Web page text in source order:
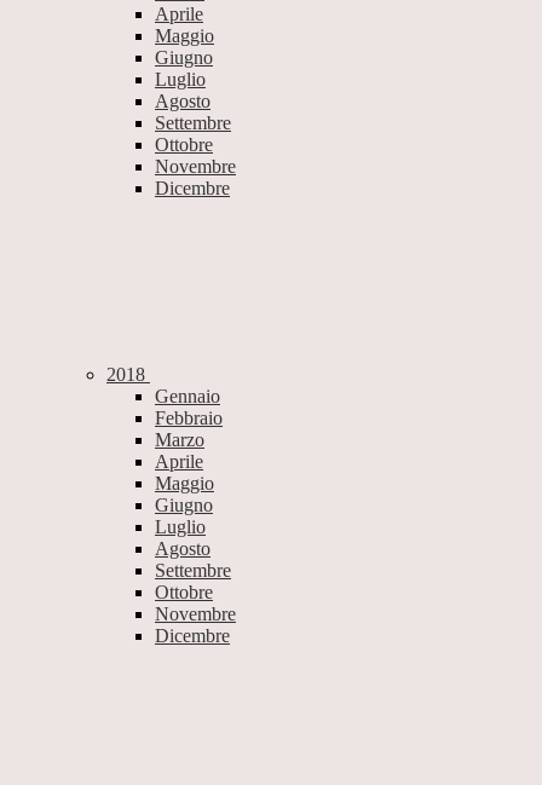
Aprile
Maggio
Giugno
Luglio
Agosto
Settembre
Ottobre
Novembre
Dicembre
2018
Gennaio
Febbraio
Marzo
Aprile
Maggio
Giugno
Luglio
Agosto
Settembre
Ottobre
Novembre
Dicembre